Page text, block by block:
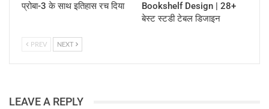
प्रोबा-3 के साथ इतिहास रच दिया
Bookshelf Design | 28+
बेस्ट स्टडी टेबल डिजाइन
PREV NEXT
LEAVE A REPLY